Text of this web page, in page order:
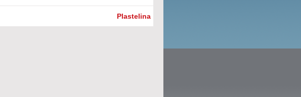
Plastelina